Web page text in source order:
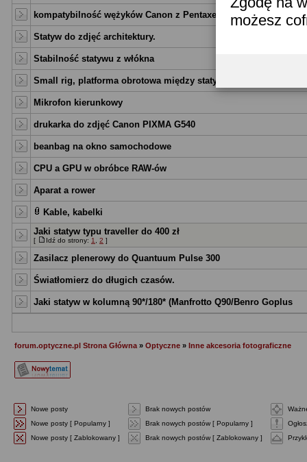
możesz
kompatybilność wężyków Canon z Pentaxem
Statyw do zdjęć architektury.
Stabilność statywu z włókna
Small rig, platforma obrotowa między statyw i aparat
Mikrofon kierunkowy
drukarka do zdjęć Canon PIXMA G540
beanbag na okno samochodowe
CPU a GPU w obróbce RAW-ów
Aparat a rower
Kable, kabelki
Jaki statyw typu traveller do 400 zł
[ Idź do strony: 1 2 ]
Zasilacz plenerowy do Quantuum Pulse 300
Światłomierz do długich czasów.
Jaki statyw w kolumną 90*/180* (Manfrotto Q90/Benro Goplus
forum.optyczne.pl Strona Główna » Optyczne » Inne akcesoria fotograficzne
Nowe posty Brak nowych postów
Nowe posty [ Popularny ]
Brak nowych postów [ Popularny ]
Nowe posty [ Zablokowany ]
Brak nowych postów [ Zablokowany ]